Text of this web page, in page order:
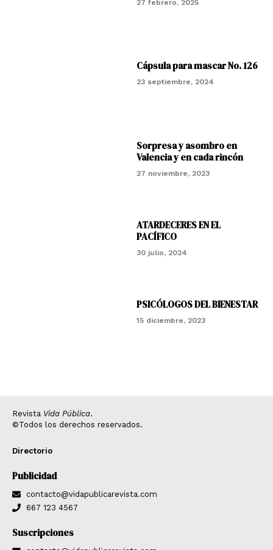
27 febrero, 2025
Cápsula para mascar No. 126
23 septiembre, 2024
Sorpresa y asombro en
Valencia y en cada rincón
27 noviembre, 2023
ATARDECERES EN EL
PACÍFICO
30 julio, 2024
PSICÓLOGOS DEL BIENESTAR
15 diciembre, 2023
Revista Vida Pública.
©Todos los derechos reservados.
Directorio
Publicidad
contacto@vidapublicarevista.com
667 123 4567
Suscripciones